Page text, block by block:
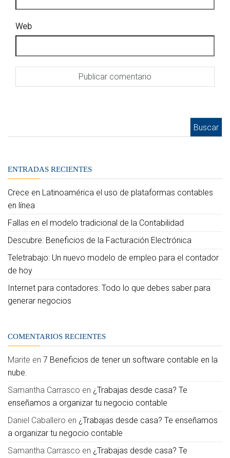
Web
ENTRADAS RECIENTES
Crece en Latinoamérica el uso de plataformas contables
en línea
Fallas en el modelo tradicional de la Contabilidad
Descubre: Beneficios de la Facturación Electrónica
Teletrabajo: Un nuevo modelo de empleo para el contador
de hoy
Internet para contadores: Todo lo que debes saber para
generar negocios
COMENTARIOS RECIENTES
Marite en 7 Beneficios de tener un software contable en la
nube.
Samantha Carrasco en ¿Trabajas desde casa? Te
enseñamos a organizar tu negocio contable
Daniel Caballero en ¿Trabajas desde casa? Te enseñamos
a organizar tu negocio contable
Samantha Carrasco en ¿Trabajas desde casa? Te